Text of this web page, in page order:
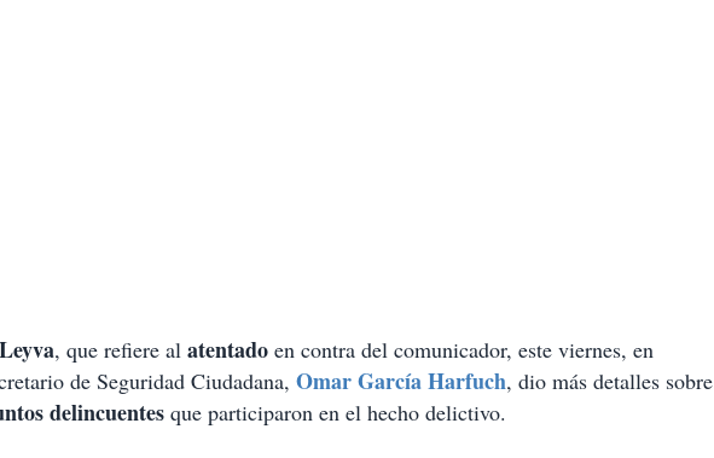
, que refiere al atentado en contra del comunicador, este viernes, en
de Seguridad Ciudadana, Omar García Harfuch, dio más detalles sobre
delincuentes que participaron en el hecho delictivo.